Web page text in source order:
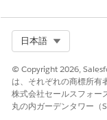
定期的なスケ
変更内容を保存し
この記
ご
日本語
© Copyright 2026,
は、それぞれの商標所有
株式会社セールスフォー
丸の内ガーデンタワー（